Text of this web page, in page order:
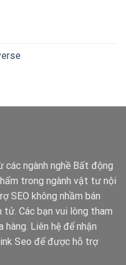
ngành nghề Bất động
trong ngành vật tư nội
SEO không nhầm bán
tử. Các bạn vui lòng tham
Liên hệ để nhận
Seo để được hỗ trợ